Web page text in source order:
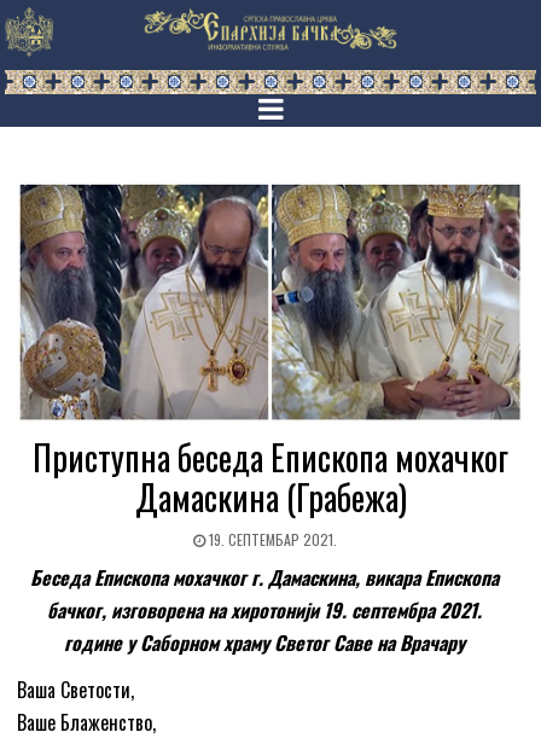
Приступна беседа Епископа мохачког
Дамаскина (Грабежа)
19. СЕПТЕМБАР 2021.
Беседа Епископа мохачког г. Дамаскина, викара Епископа
бачког, изговорена на хиротонији 19. септембра 2021.
године у Саборном храму Светог Саве на Врачару
Ваша Светости,
Ваше Блаженство,